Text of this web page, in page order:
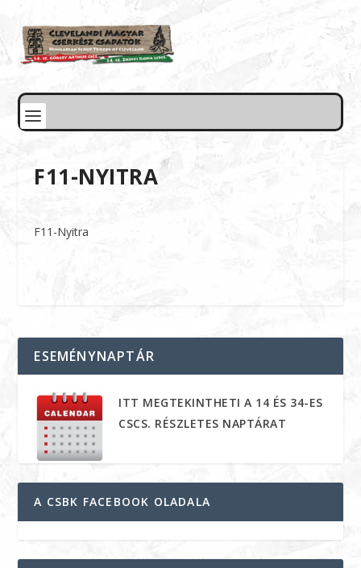
F11-NYITRA
F11-Nyitra
ESEMÉNYNAPTÁR
ITT MEGTEKINTHETI A 14 ÉS 34-ES
CSCS. RÉSZLETES NAPTÁRAT
A CSBK FACEBOOK OLADALA